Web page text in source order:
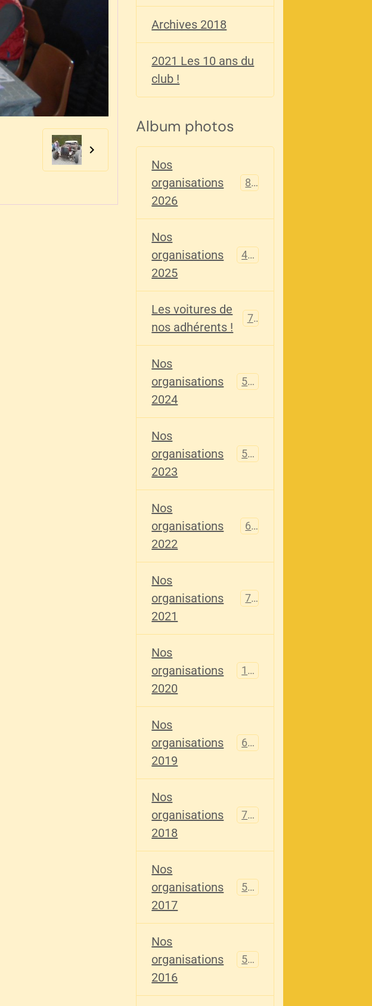
Archives 2018
2021 Les 10 ans du
club !
Album photos
Nos
organisations
2026
82
Nos
organisations
2025
405
Les voitures de
nos adhérents !
73
Nos
organisations
2024
587
Nos
organisations
2023
567
Nos
organisations
2022
61
Nos
organisations
2021
79
Nos
organisations
2020
121
Nos
organisations
2019
696
Nos
organisations
2018
741
Nos
organisations
2017
555
Nos
organisations
2016
520